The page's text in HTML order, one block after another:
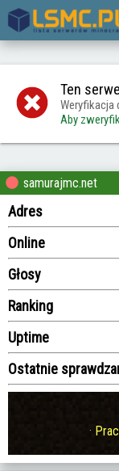
Ten
Weryfikacja
Aby
samurajmc.net
Adres
Online
Głosy
Ranking
Uptime
Ostatnie
·